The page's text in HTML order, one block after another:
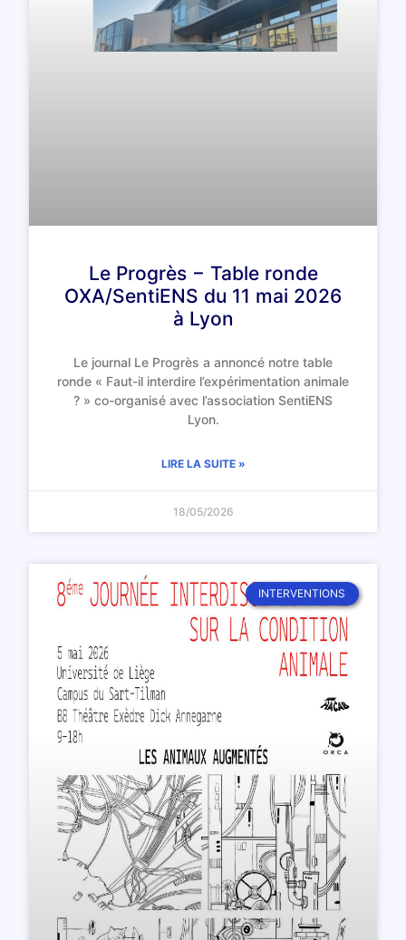
Le Progrès − Table ronde
OXA/SentiENS du 11 mai 2026
à Lyon
Le journal Le Progrès a annoncé notre table
ronde « Faut-il interdire l’expérimentation animale
? » co-organisé avec l’association SentiENS
Lyon.
LIRE LA SUITE »
18/05/2026
INTERVENTIONS